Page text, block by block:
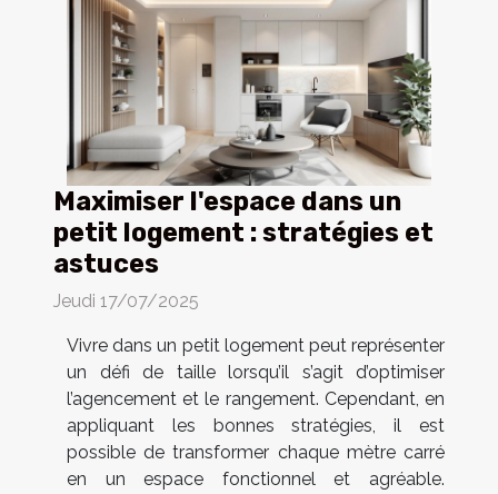
Maximiser l'espace dans un
petit logement : stratégies et
astuces
Jeudi 17/07/2025
Vivre dans un petit logement peut représenter
un défi de taille lorsqu’il s’agit d’optimiser
l’agencement et le rangement. Cependant, en
appliquant les bonnes stratégies, il est
possible de transformer chaque mètre carré
en un espace fonctionnel et agréable.